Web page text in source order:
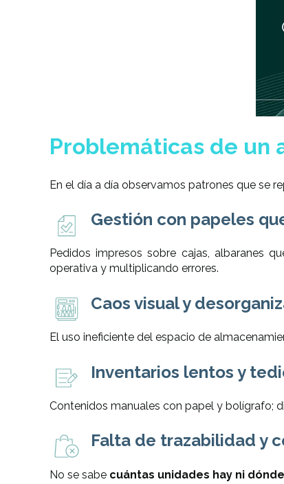
Problemáticas de un
En el día a día observamos patrones que se
Gestión con papeles
Pedidos impresos sobre cajas, albaranes
operativa y multiplicando errores.
Caos visual y
El uso ineficiente del espacio de
Inventarios lentos y
Contenidos manuales con papel y bolígrafo;
Falta de trazabilidad y
No se sabe cuántas unidades hay ni